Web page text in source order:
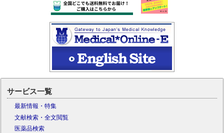
サービス一覧
最新情報・特集
文献検索・全文閲覧
医薬品検索